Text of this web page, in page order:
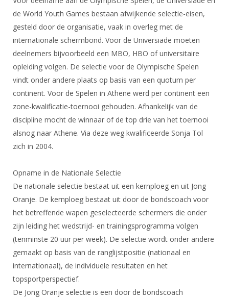
de World Youth Games bestaan afwijkende selectie-eisen,
gesteld door de organisatie, vaak in overleg met de
internationale schermbond. Voor de Universiade moeten
deelnemers bijvoorbeeld een MBO, HBO of universitaire
opleiding volgen. De selectie voor de Olympische Spelen
vindt onder andere plaats op basis van een quotum per
continent. Voor de Spelen in Athene werd per continent een
zone-kwalificatie-toernooi gehouden. Afhankelijk van de
discipline mocht de winnaar of de top drie van het toernooi
alsnog naar Athene. Via deze weg kwalificeerde Sonja Tol
zich in 2004.
Opname in de Nationale Selectie
De nationale selectie bestaat uit een kernploeg en uit Jong
Oranje. De kernploeg bestaat uit door de bondscoach voor
het betreffende wapen geselecteerde schermers die onder
zijn leiding het wedstrijd- en trainingsprogramma volgen
(tenminste 20 uur per week). De selectie wordt onder andere
gemaakt op basis van de ranglijstpositie (nationaal en
internationaal), de individuele resultaten en het
topsportperspectief.
De Jong Oranje selectie is een door de bondscoach